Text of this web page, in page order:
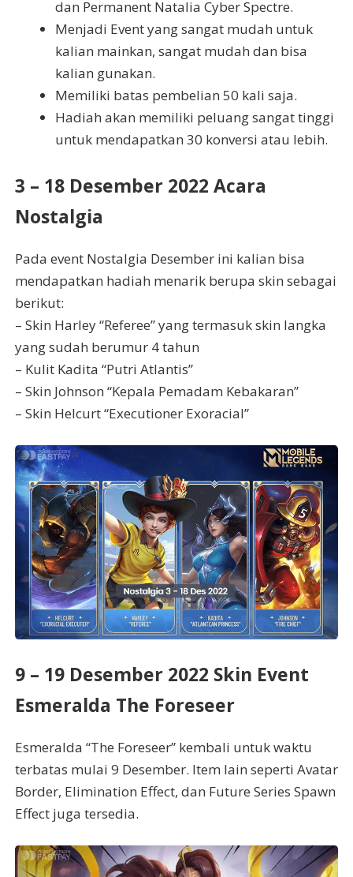
dan Permanent Natalia Cyber ​​Spectre.
Menjadi Event yang sangat mudah untuk
kalian mainkan, sangat mudah dan bisa
kalian gunakan.
Memiliki batas pembelian 50 kali saja.
Hadiah akan memiliki peluang sangat tinggi
untuk mendapatkan 30 konversi atau lebih.
3 – 18 Desember 2022 Acara
Nostalgia
Pada event Nostalgia Desember ini kalian bisa
mendapatkan hadiah menarik berupa skin sebagai
berikut:
– Skin Harley “Referee” yang termasuk skin langka
yang sudah berumur 4 tahun
– Kulit Kadita “Putri Atlantis”
– Skin Johnson “Kepala Pemadam Kebakaran”
– Skin Helcurt “Executioner Exoracial”
9 – 19 Desember 2022 Skin Event
Esmeralda The Foreseer
Esmeralda “The Foreseer” kembali untuk waktu
terbatas mulai 9 Desember. Item lain seperti Avatar
Border, Elimination Effect, dan Future Series Spawn
Effect juga tersedia.